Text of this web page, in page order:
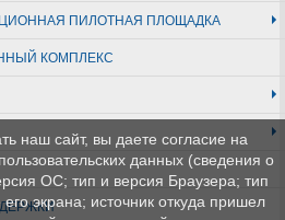
ПИЛОТНАЯ ПЛОЩАДКА
КОМПЛЕКС
наш сайт, вы даете согласие на
данных (сведения о
ОС; тип и версия Браузера; тип
экрана; источник откуда пришел